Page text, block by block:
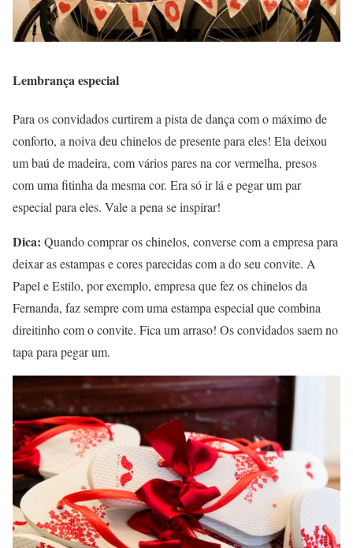
Lembrança especial
Para os convidados curtirem a pista de dança com o máximo de
conforto, a noiva deu chinelos de presente para eles! Ela deixou
um baú de madeira, com vários pares na cor vermelha, presos
com uma fitinha da mesma cor. Era só ir lá e pegar um par
especial para eles. Vale a pena se inspirar!
Dica: Quando comprar os chinelos, converse com a empresa para
deixar as estampas e cores parecidas com a do seu convite. A
Papel e Estilo, por exemplo, empresa que fez os chinelos da
Fernanda, faz sempre com uma estampa especial que combina
direitinho com o convite. Fica um arraso! Os convidados saem no
tapa para pegar um.